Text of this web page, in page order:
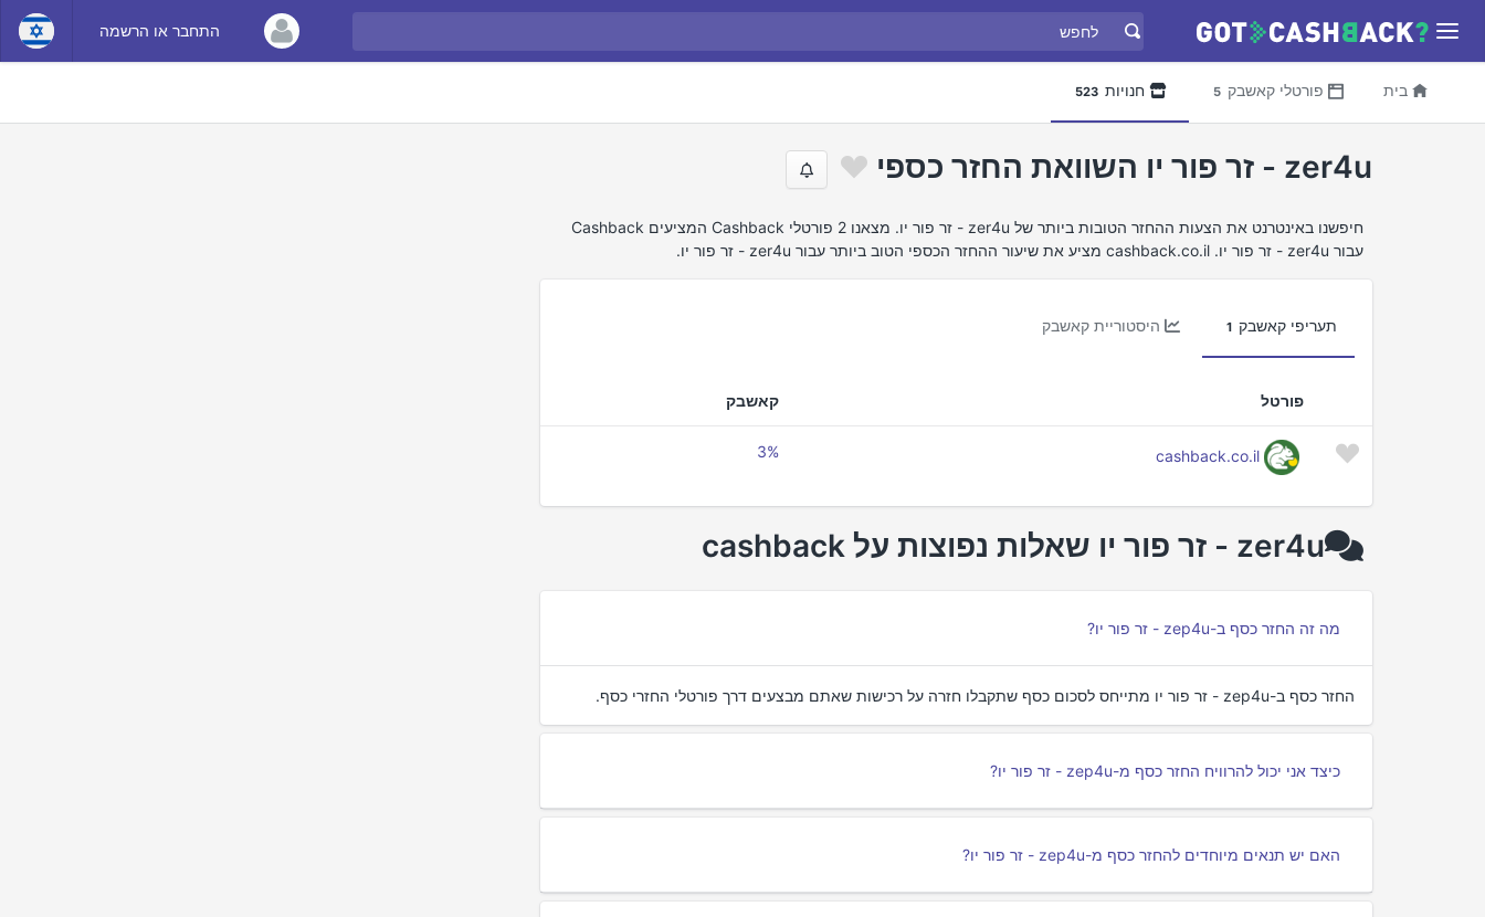
התחבר או הרשמה
בית פורטלי קאשבק 5 חנויות 523
zer4u - זר פור יו השוואת החזר כספי
חיפשנו באינטרנט את הצעות ההחזר הטובות ביותר של zer4u - זר פור יו. מצאנו 2 פורטלי Cashback המציעים Cashback
עבור zer4u - זר פור יו. cashback.co.il מציע את שיעור ההחזר הכספי הטוב ביותר עבור zer4u - זר פור יו.
תעריפי קאשבק 1 היסטוריית קאשבק
פורטל קאשבק
cashback.co.il
3%
zer4u - זר פור יו שאלות נפוצות על cashback
מה זה החזר כסף ב-zер4u - זר פור יו?
החזר כסף ב-zер4u - זר פור יו מתייחס לסכום כסף שתקבלו חזרה על רכישות שאתם מבצעים דרך פורטלי החזרי כסף.
כיצד אני יכול להרוויח החזר כסף מ-zер4u - זר פור יו?
האם יש תנאים מיוחדים להחזר כסף מ-zер4u - זר פור יו?